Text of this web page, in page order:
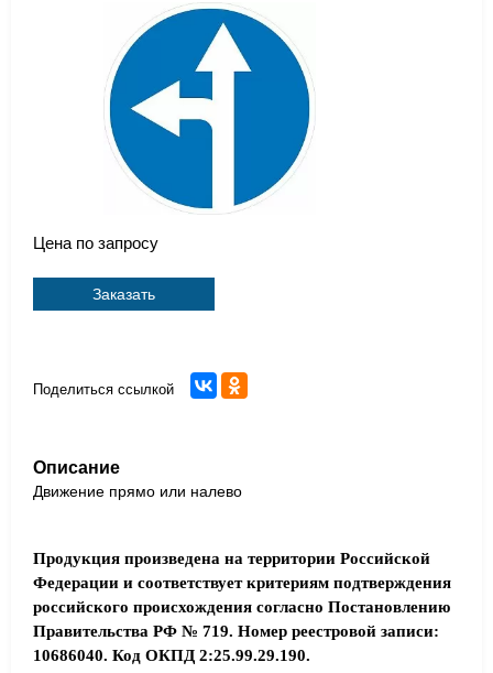
Цена по запросу
Заказать
Поделиться ссылкой
Описание
Движение прямо или налево
Продукция произведена на территории Российской
Федерации и соответствует критериям подтверждения
российского происхождения согласно Постановлению
Правительства РФ № 719. Номер реестровой записи:
10686040. Код ОКПД 2:25.99.29.190.